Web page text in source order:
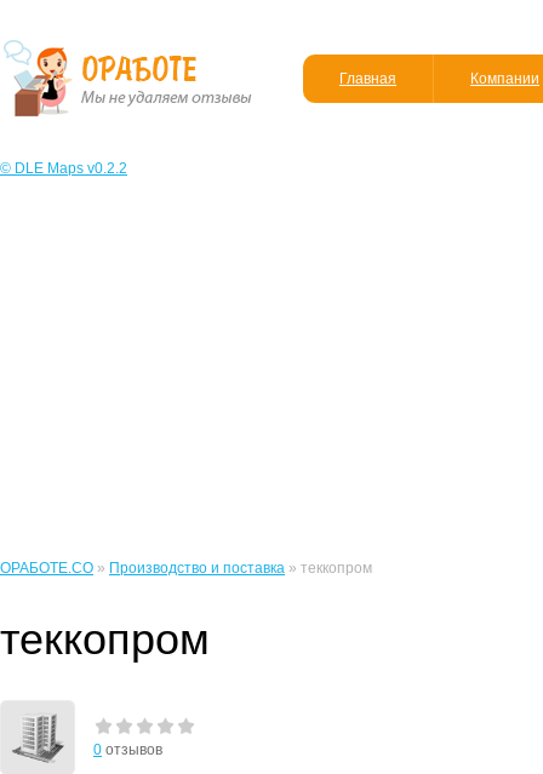
Главная Компании
© DLE Maps v0.2.2
ОРАБОТЕ.CO » Производство и поставка » теккопром
теккопром
0 отзывов